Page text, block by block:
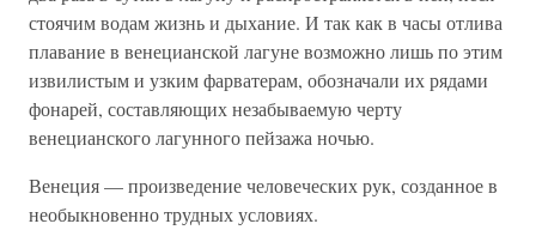
стоячим водам жизнь и дыхание. И так как в часы отлива
плавание в венецианской лагуне возможно лишь по этим
извилистым и узким фарватерам, обозначали их рядами
фонарей, составляющих незабываемую черту
венецианского лагунного пейзажа ночью.
Венеция — произведение человеческих рук, созданное в
необыкновенно трудных условиях.